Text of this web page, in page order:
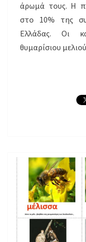
άρωμά τους. H
στο 10% της
Eλλάδας. Oι
θυμαρίσιου